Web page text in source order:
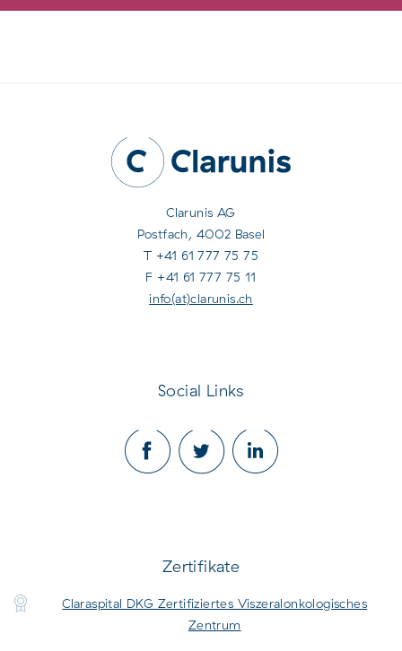
Clarunis AG
Postfach, 4002 Basel
T +41 61 777 75 75
F +41 61 777 75 11
info(at)clarunis.ch
Social Links
Zertifikate
Claraspital DKG Zertifiziertes Viszeralonkologisches
Zentrum